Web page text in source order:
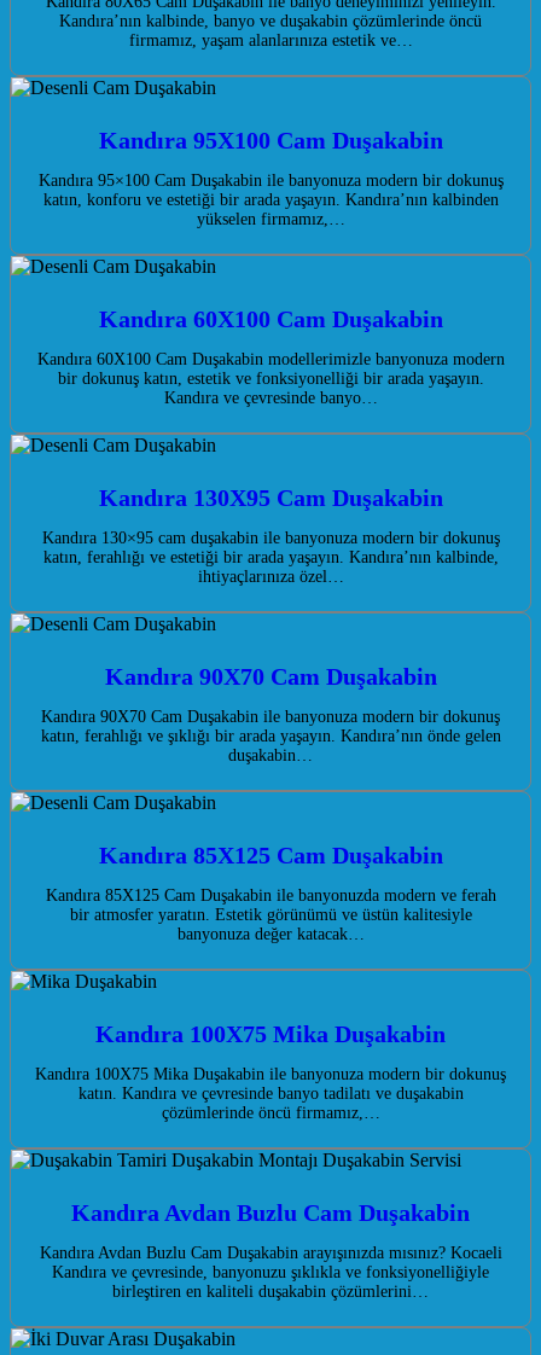
Kandıra’nın kalbinde, banyo ve duşakabin çözümlerinde öncü
firmamız, yaşam alanlarınıza estetik ve…
Kandıra 95X100 Cam Duşakabin
Kandıra 95×100 Cam Duşakabin ile banyonuza modern bir dokunuş
katın, konforu ve estetiği bir arada yaşayın. Kandıra’nın kalbinden
yükselen firmamız,…
Kandıra 60X100 Cam Duşakabin
Kandıra 60X100 Cam Duşakabin modellerimizle banyonuza modern
bir dokunuş katın, estetik ve fonksiyonelliği bir arada yaşayın.
Kandıra ve çevresinde banyo…
Kandıra 130X95 Cam Duşakabin
Kandıra 130×95 cam duşakabin ile banyonuza modern bir dokunuş
katın, ferahlığı ve estetiği bir arada yaşayın. Kandıra’nın kalbinde,
ihtiyaçlarınıza özel…
Kandıra 90X70 Cam Duşakabin
Kandıra 90X70 Cam Duşakabin ile banyonuza modern bir dokunuş
katın, ferahlığı ve şıklığı bir arada yaşayın. Kandıra’nın önde gelen
duşakabin…
Kandıra 85X125 Cam Duşakabin
Kandıra 85X125 Cam Duşakabin ile banyonuzda modern ve ferah
bir atmosfer yaratın. Estetik görünümü ve üstün kalitesiyle
banyonuza değer katacak…
Kandıra 100X75 Mika Duşakabin
Kandıra 100X75 Mika Duşakabin ile banyonuza modern bir dokunuş
katın. Kandıra ve çevresinde banyo tadilatı ve duşakabin
çözümlerinde öncü firmamız,…
Kandıra Avdan Buzlu Cam Duşakabin
Kandıra Avdan Buzlu Cam Duşakabin arayışınızda mısınız? Kocaeli
Kandıra ve çevresinde, banyonuzu şıklıkla ve fonksiyonelliğiyle
birleştiren en kaliteli duşakabin çözümlerini…